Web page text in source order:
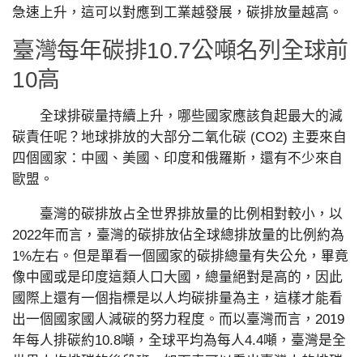
急速上升，這可以對應到工業越發展，碳排放量越高。
臺灣每年碳排10.7公噸名列全球前
10高
全球排碳量持續上升，哪些國家應該負起最大的減
碳責任呢？地球排放的大部分二氧化碳 (CO2) 主要來自
四個國家：中國、美國、印度和俄羅斯，還有不少來自
歐盟。
臺灣的碳排放占全世界排放量的比例相對較小，以
2022年而言，臺灣的碳排放佔全球總排放量的比例約為
1%左右。但是單看一個國家的碳排總量有失公允，畢竟
像中國或是印度這類人口大國，總量絕對是高的，因此
國際上還有一個指標是以人均碳排量為主，這樣才能看
出一個國家國人減碳的努力程度。而以臺灣而言，2019
年每人排碳約10.8噸，全球平均為每人4.4噸，臺灣是全